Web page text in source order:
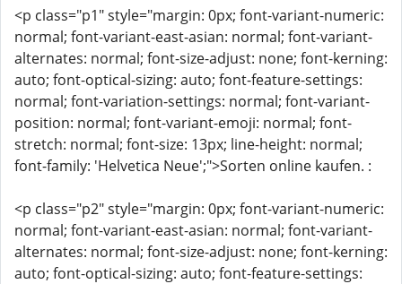
<p class="p1" style="margin: 0px; font-variant-numeric:
normal; font-variant-east-asian: normal; font-variant-
alternates: normal; font-size-adjust: none; font-kerning:
auto; font-optical-sizing: auto; font-feature-settings:
normal; font-variation-settings: normal; font-variant-
position: normal; font-variant-emoji: normal; font-
stretch: normal; font-size: 13px; line-height: normal;
font-family: 'Helvetica Neue';">Sorten online kaufen. :
<p class="p2" style="margin: 0px; font-variant-numeric:
normal; font-variant-east-asian: normal; font-variant-
alternates: normal; font-size-adjust: none; font-kerning:
auto; font-optical-sizing: auto; font-feature-settings: